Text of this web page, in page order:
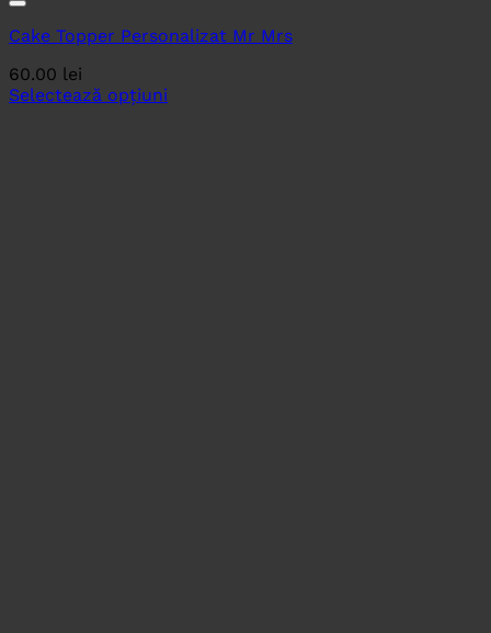
Cake Topper Personalizat Mr Mrs
60.00 lei
Selectează opțiuni